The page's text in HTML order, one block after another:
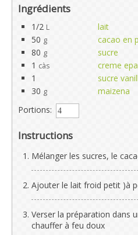
Ingrédients
1/2 L
lait
50 g
cacao en
80 g
sucre
1 càs
creme
1
sucre
30 g
maizena
Portions:
Instructions
Mélanger les sucres, le
Ajouter le lait froid petit )à
Verser la préparation dans
chauffer à feu doux